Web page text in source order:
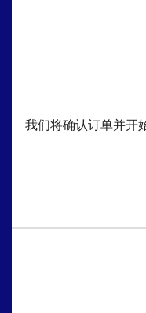
我们将确认订单并开